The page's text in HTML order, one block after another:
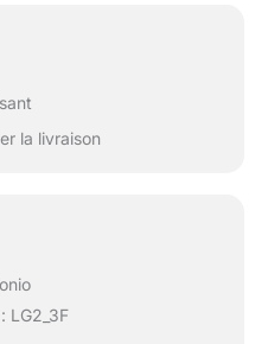
la livraison
LG2_3F